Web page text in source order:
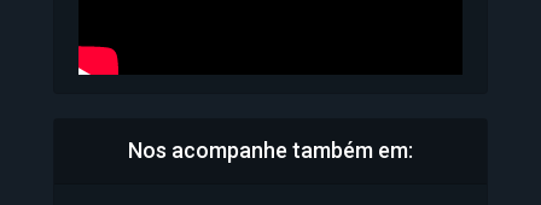
Nos acompanhe também em: